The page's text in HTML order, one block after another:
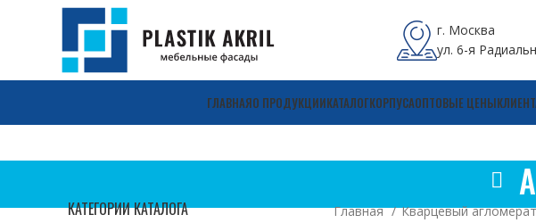
г. Москва
ул. 6-я
ГЛАВНАЯО ПРОДУКЦИИКАТАЛОГКОРПУСАОПТОВЫЕ ЦЕНЫ
КАТЕГОРИИ КАТАЛОГА Главная Кварцевый